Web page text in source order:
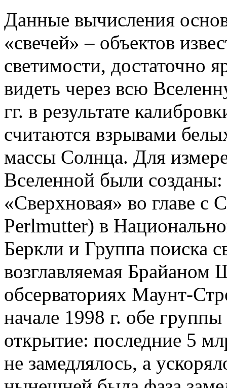
Данные вычисления
«свечей» – объектов
светимости,
видеть через всю
гг. в результате
считаются взрывами
массы Солнца. Для
Вселенной были
«Сверхновая» во главе
Perlmutter) в
Беркли и Группа поиска
возглавляемая
обсерваториях Маунт-
начале 1998 г. обе
открытие: последние 5
не замедлялось, а